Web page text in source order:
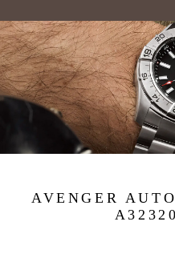
AVENGER